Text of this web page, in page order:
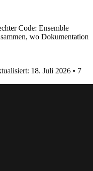
Code: Ensemble
wo Dokumentation
18. Juli 2026 • 7